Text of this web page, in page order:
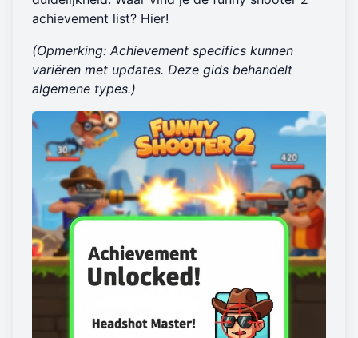
achievement list? Hier!
(Opmerking: Achievement specifics kunnen
variëren met updates. Deze gids behandelt
algemene types.)